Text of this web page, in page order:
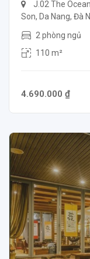
J.02 The
Son, Da Nang, Đà
2 phòng ngủ
110 m²
4.690.000 ₫